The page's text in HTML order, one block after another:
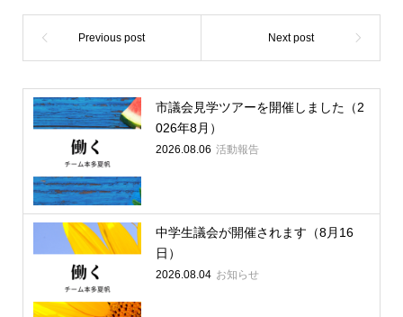
市議会見学ツアーを開催しました（2
026年8月）
2026.08.06 活動報告
中学生議会が開催されます（8月16
日）
2026.08.04 お知らせ